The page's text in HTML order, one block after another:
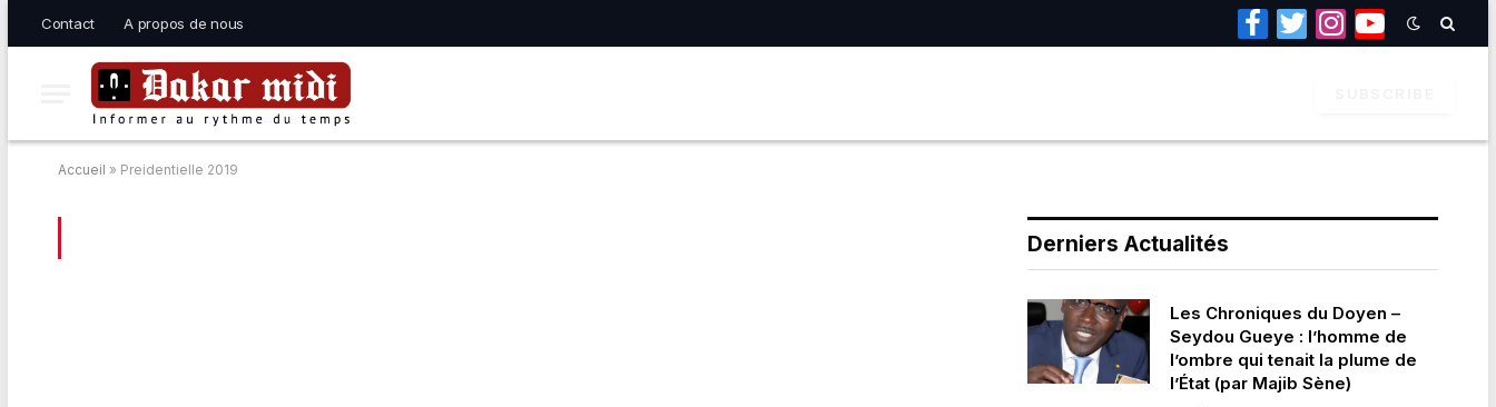
Contact A propos de nous
Facebook
TwitterInstagramYouTube
Accueil » Preidentielle 2019
Derniers Actualités
Les Chroniques du Doyen –
Seydou Gueye : l’homme de
l’ombre qui tenait la plume de
l’État (par Majib Sène)